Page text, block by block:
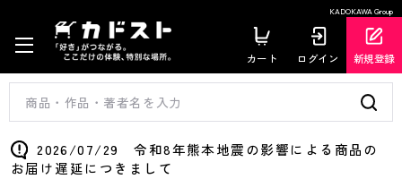
KADOKAWA Group
カート ログイン 新規登録
2026/07/29 令和8年熊本地震の影響による商品の
お届け遅延につきまして